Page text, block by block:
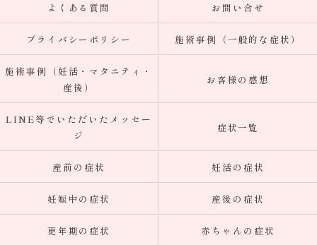
よくある質問 お問い合せ
プライバシーポリシー 施術事例（一般的な症状）
施術事例（妊活・マタニティ・
産後）
お客様の感想
LINE等でいただいたメッセー
ジ
症状一覧
産前の症状 妊活の症状
妊娠中の症状 産後の症状
更年期の症状 赤ちゃんの症状